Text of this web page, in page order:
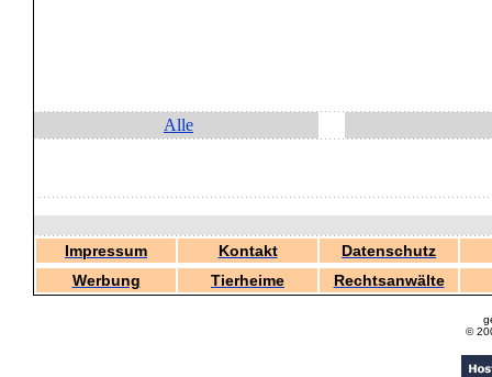
Alle
Impressum Kontakt
Datenschutz
Werbung
Tierheime Rechtsanwälte
©